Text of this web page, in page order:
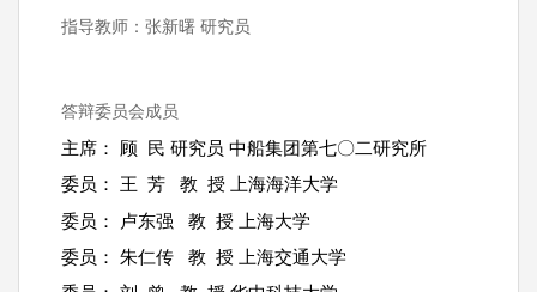
指导教师： 张新曙 研究员
答辩委员会成员
主席： 顾 民 研究员 中船集团第七〇二研究所
委员：
王 芳 教 授 上海海洋大学
委员：
卢东强 教 授
上海大学
委员：
朱仁传 教 授
上海交通大学